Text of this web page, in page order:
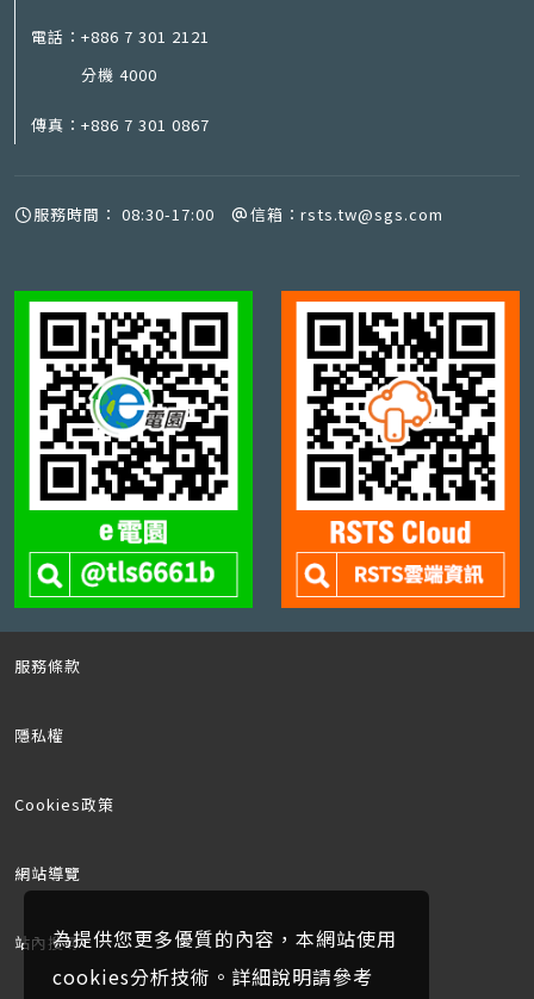
電話： +886 7 301 2121
分機 4000
傳真： +886 7 301 0867
服務時間： 08:30-17:00 信箱： rsts.tw@sgs.com
服務條款
隱私權
Cookies政策
網站導覽
站內搜尋為提供您更多優質的內容，本網站使用
cookies分析技術。詳細說明請參考